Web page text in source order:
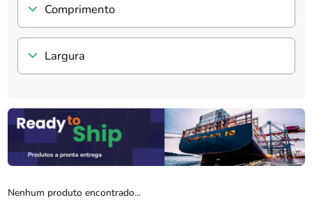
Comprimento
Largura
Nenhum produto encontrado...